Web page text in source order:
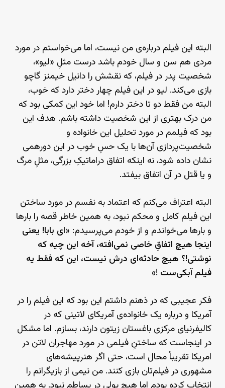
البته این فیلم درباره‌ی من نیست، اما می‌خواستم در مورد
مردی هم سن و سال خودم باشد درست مثلِ «لیو»،
شخصیت پدر در فیلم، که نقشش را دانیل خیمنز گاچو
بازی می‌کند. لیو در این فیلم چهار دختر دارد که خوب،
البته من فقط دو تا دختر دارم! اما خود این کمکی بود که
من درک بهتری از این شخصیت داشته باشم. هدف این
بود که فیلمم در مورد تحلیل این خانواده و
شخصیت‌پردازی آن‌ها با یک حسِ خوب در این دورهمی
نشان داده شود، نه اینکه اتفاق دراماتیکِ بزرگی، مثلِ مرگ
و یا قتل در آن اتفاق بیفتد.
البته اعتراف می‌کنم که اعتماد به نفسم در مورد ساختن
این فیلم کامل و محکم نبود، به همین خاطر قصه را بارها
و بارها می‌خواندم و از خودم می‌پرسیدم: «ای بابا! یعنی
اینجا هیچ اتفاقِ خاصی نمی‌افته، آخه این چیه که
نوشتی!؟ هیچ حادثه‌ای درش نیست، این که فقط یه
فیلم آبکی‌ست !»
فکر عجیبی که در ذهنم داشتم این بود که این فیلم را در
آمریکا و درباره یک خانواده‌ی آمریکای لاتینی که در
کالیفرنیای مرکزی باغستان زیتون دارند، بسازم. اما مشکل
در اینجاست که ساختنِ فیلمی در مورد مهاجران لاتن در
امریکا تقریباً محال است، حتی اگر هنرپیشه‌های
مشهوری در فیلم‌تان بازی کنند. من نیمی از بازیگرانم را